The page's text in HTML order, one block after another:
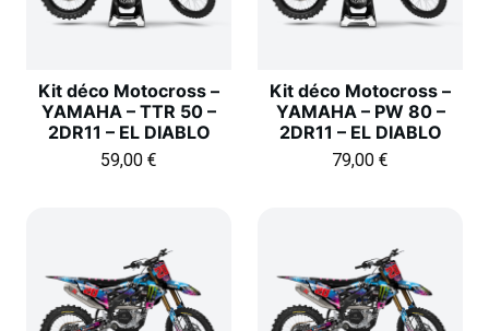
Kit déco Motocross –
YAMAHA – TTR 50 –
2DR11 – EL DIABLO
59,00 €
Kit déco Motocross –
YAMAHA – PW 80 –
2DR11 – EL DIABLO
79,00 €